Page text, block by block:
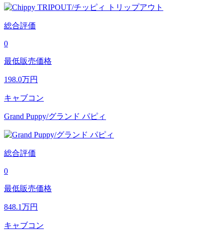
総合評価
0
最低販売価格
198.0万円
キャブコン
Grand Puppy/グランド パピィ
総合評価
0
最低販売価格
848.1万円
キャブコン